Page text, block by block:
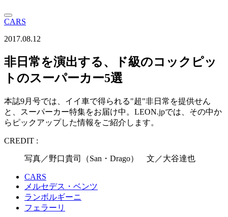
CARS
2017.08.12
非日常を演出する、ド級のコックピッ
トのスーパーカー5選
本誌9月号では、イイ車で得られる"超"非日常を提供せん
と、スーパーカー特集をお届け中。LEON.jpでは、その中か
らピックアップした情報をご紹介します。
CREDIT :
写真／野口貴司（San・Drago） 文／大谷達也
CARS
メルセデス・ベンツ
ランボルギーニ
フェラーリ